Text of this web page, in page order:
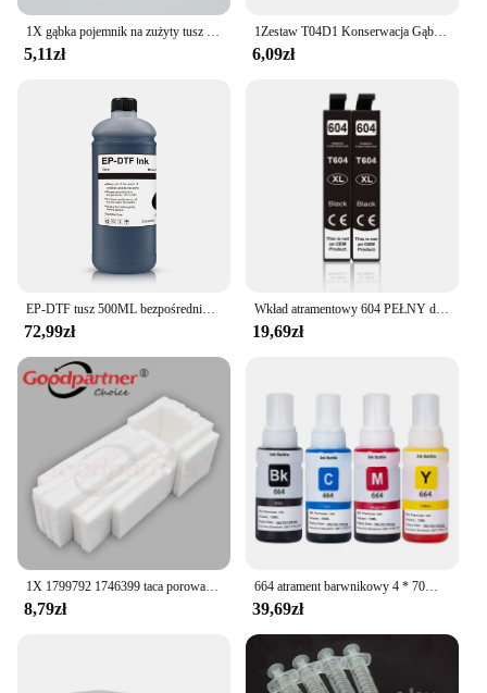
5,11zł
1Zestaw T04D1 Konserwacja Gąbka Waste Ink Pad Do Drukarek Epson L4260 L4261 L4263 L4265 L4266 L4267 L4268 L4269
6,09zł
72,99zł
Wkład atramentowy 604 PEŁNY do kompatybilnych wkładów Epson T 604XL T604 XL XP 2200 2205 3200 3205 4200 4205 WF 2910 2930 2950 Drukarka
19,69zł
8,79zł
664 atrament barwnikowy 4 * 70ML Premium atrament uzupełniający do Epson 664 T6641 T6642 T6643 T6644 L495 L550 L555 L565 L566 L575 L1300 L396
39,69zł